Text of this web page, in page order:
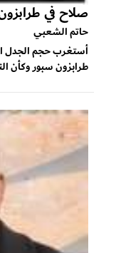
صلاح في
حاتم الشعبي
أستغرب حجم الجدل
طرابزون سبور وكأن